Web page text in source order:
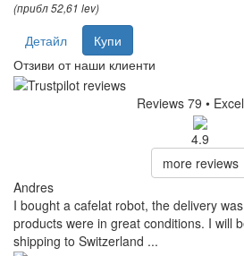
(прибл 52,61 lev)
Детайл
Купи
Отзиви от наши клиенти
Reviews 79 •
4.9
more reviews
Andres
I bought a cafelat robot, the delivery
products were in great conditions. I will
shipping to Switzerland ...